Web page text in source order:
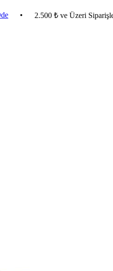
2.500 ₺ ve Üzeri Siparişlerde